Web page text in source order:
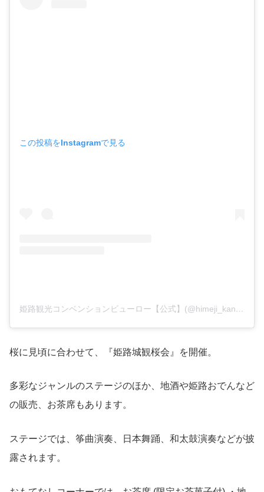
この投稿をInstagramで見る
姫路観光コンベンションビューロー【公式】(@himeji_kanko)がシェアした投稿
桜に見頃に合わせて、『姫路城観桜会』を開催。
多彩なジャンルのステージのほか、地酒や姫路おでんなど
の販売、お茶席もあります。
ステージでは、筝曲演奏、日本舞踊、和太鼓演奏などが披
露されます。